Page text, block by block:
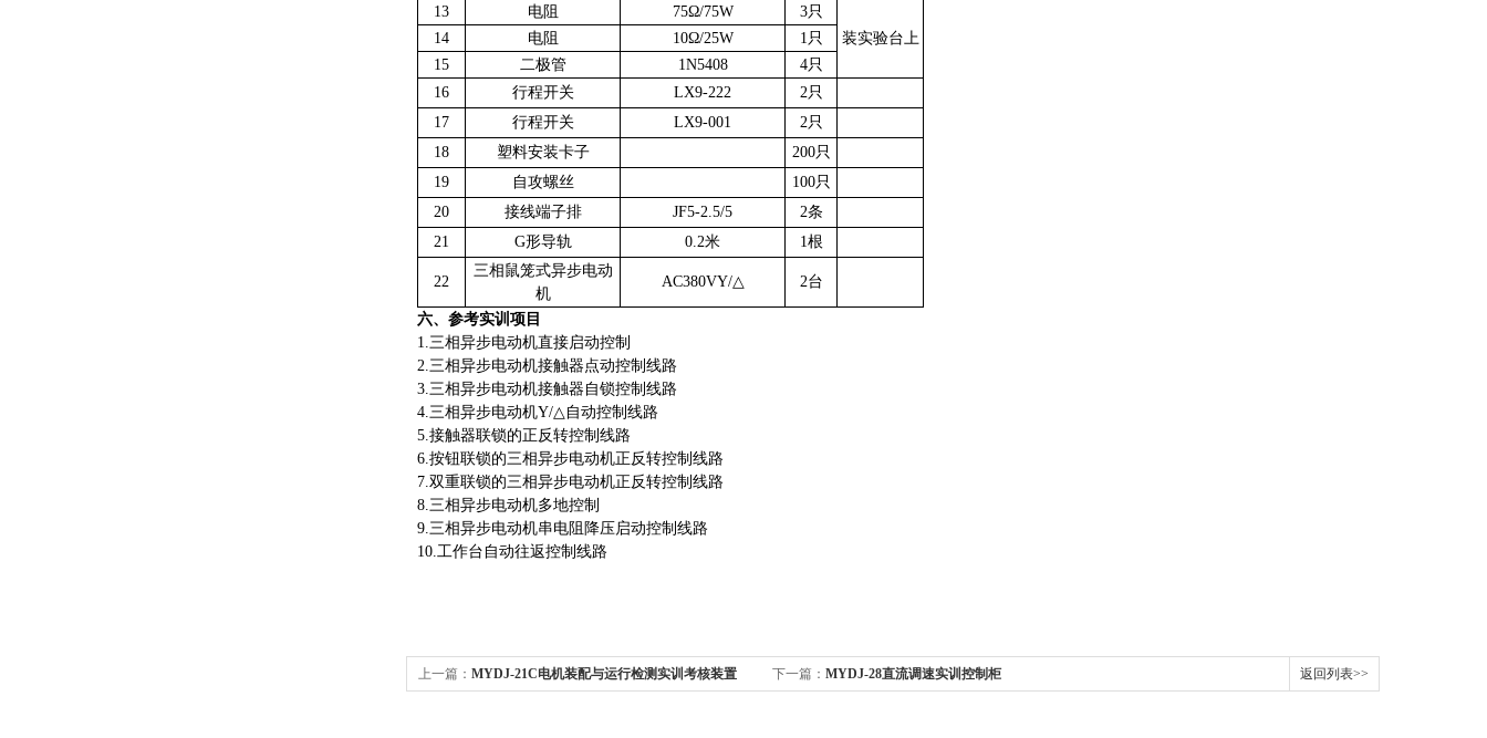
13
电阻 75Ω/75W
3只
装实验台上
14 电阻 10Ω/25W
1只
15
二极管 1N5408
4只
16
行程开关 LX9-222
2只
17
行程开关 LX9-001
2只
18
塑料安装卡子
200只
19
自攻螺丝
100只
20
接线端子排 JF5-2.5/5
2条
21
G形导轨 0.2米 1根
22
三相鼠笼式异步电动
机
AC380VY/△ 2台
六、参考实训项目
1.三相异步电动机直接启动控制
2.三相异步电动机接触器点动控制线路
3.三相异步电动机接触器自锁控制线路
4.三相异步电动机Y/△自动控制线路
5.接触器联锁的正反转控制线路
6.按钮联锁的三相异步电动机正反转控制线路
7.双重联锁的三相异步电动机正反转控制线路
8.三相异步电动机多地控制
9.三相异步电动机串电阻降压启动控制线路
10.工作台自动往返控制线路
上一篇： MYDJ-21C电机装配与运行检测实训考核装置 下一篇： MYDJ-28直流调速实训控制柜 返回列表>>